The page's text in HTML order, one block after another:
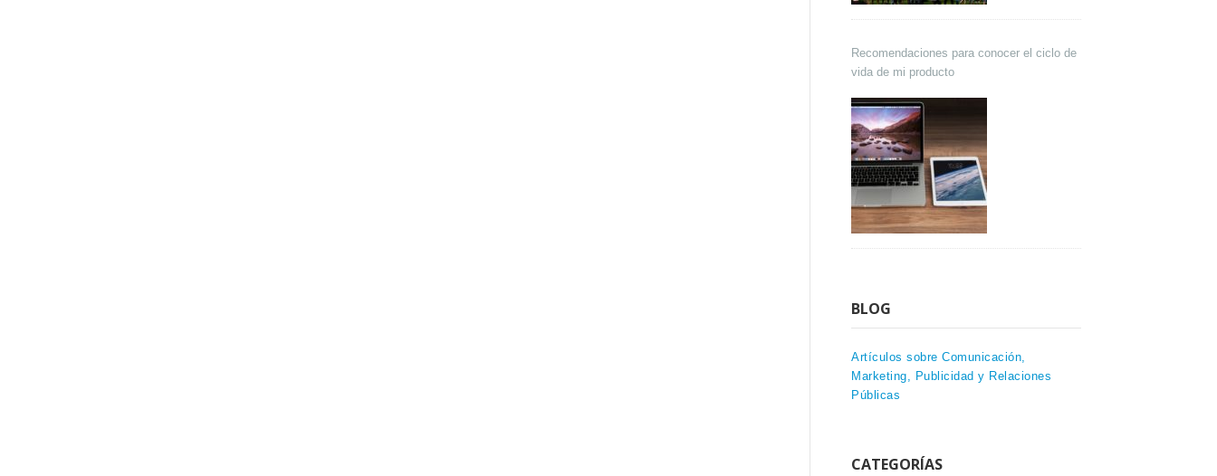
Recomendaciones para conocer el ciclo de
vida de mi producto
BLOG
Artículos sobre Comunicación,
Marketing, Publicidad y Relaciones
Públicas
CATEGORÍAS